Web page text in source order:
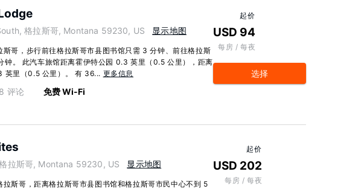
格拉斯哥, Montana 59230, US 显示地图
斯哥，步行前往格拉斯哥市县图书馆只需 3 分钟、前往格拉斯
钟。 此汽车旅馆距离霍伊特公园 0.3 英里（0.5 公里），距离
英里（0.5 公里）。 有 36... 更多信息
评论 免费 Wi-Fi
起价
USD 94
每房 / 每夜
选择
拉斯哥, Montana 59230, US 显示地图
拉斯哥，距离格拉斯哥市县图书馆和格拉斯哥市民中心不到 5
起价
USD 202
每房 / 每夜